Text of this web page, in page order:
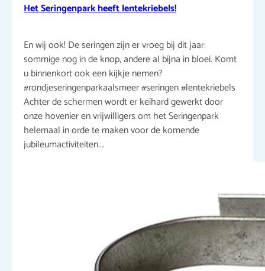
Het Seringenpark heeft lentekriebels!
En wij ook! De seringen zijn er vroeg bij dit jaar:
sommige nog in de knop, andere al bijna in bloei. Komt
u binnenkort ook een kijkje nemen?
#rondjeseringenparkaalsmeer #seringen #lentekriebels
Achter de schermen wordt er keihard gewerkt door
onze hovenier en vrijwilligers om het Seringenpark
helemaal in orde te maken voor de komende
jubileumactiviteiten.…